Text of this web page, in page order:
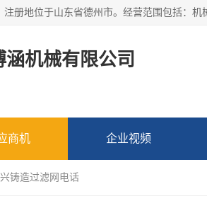
涵机械有限公司
商机 企业视频
铸造过滤网电话